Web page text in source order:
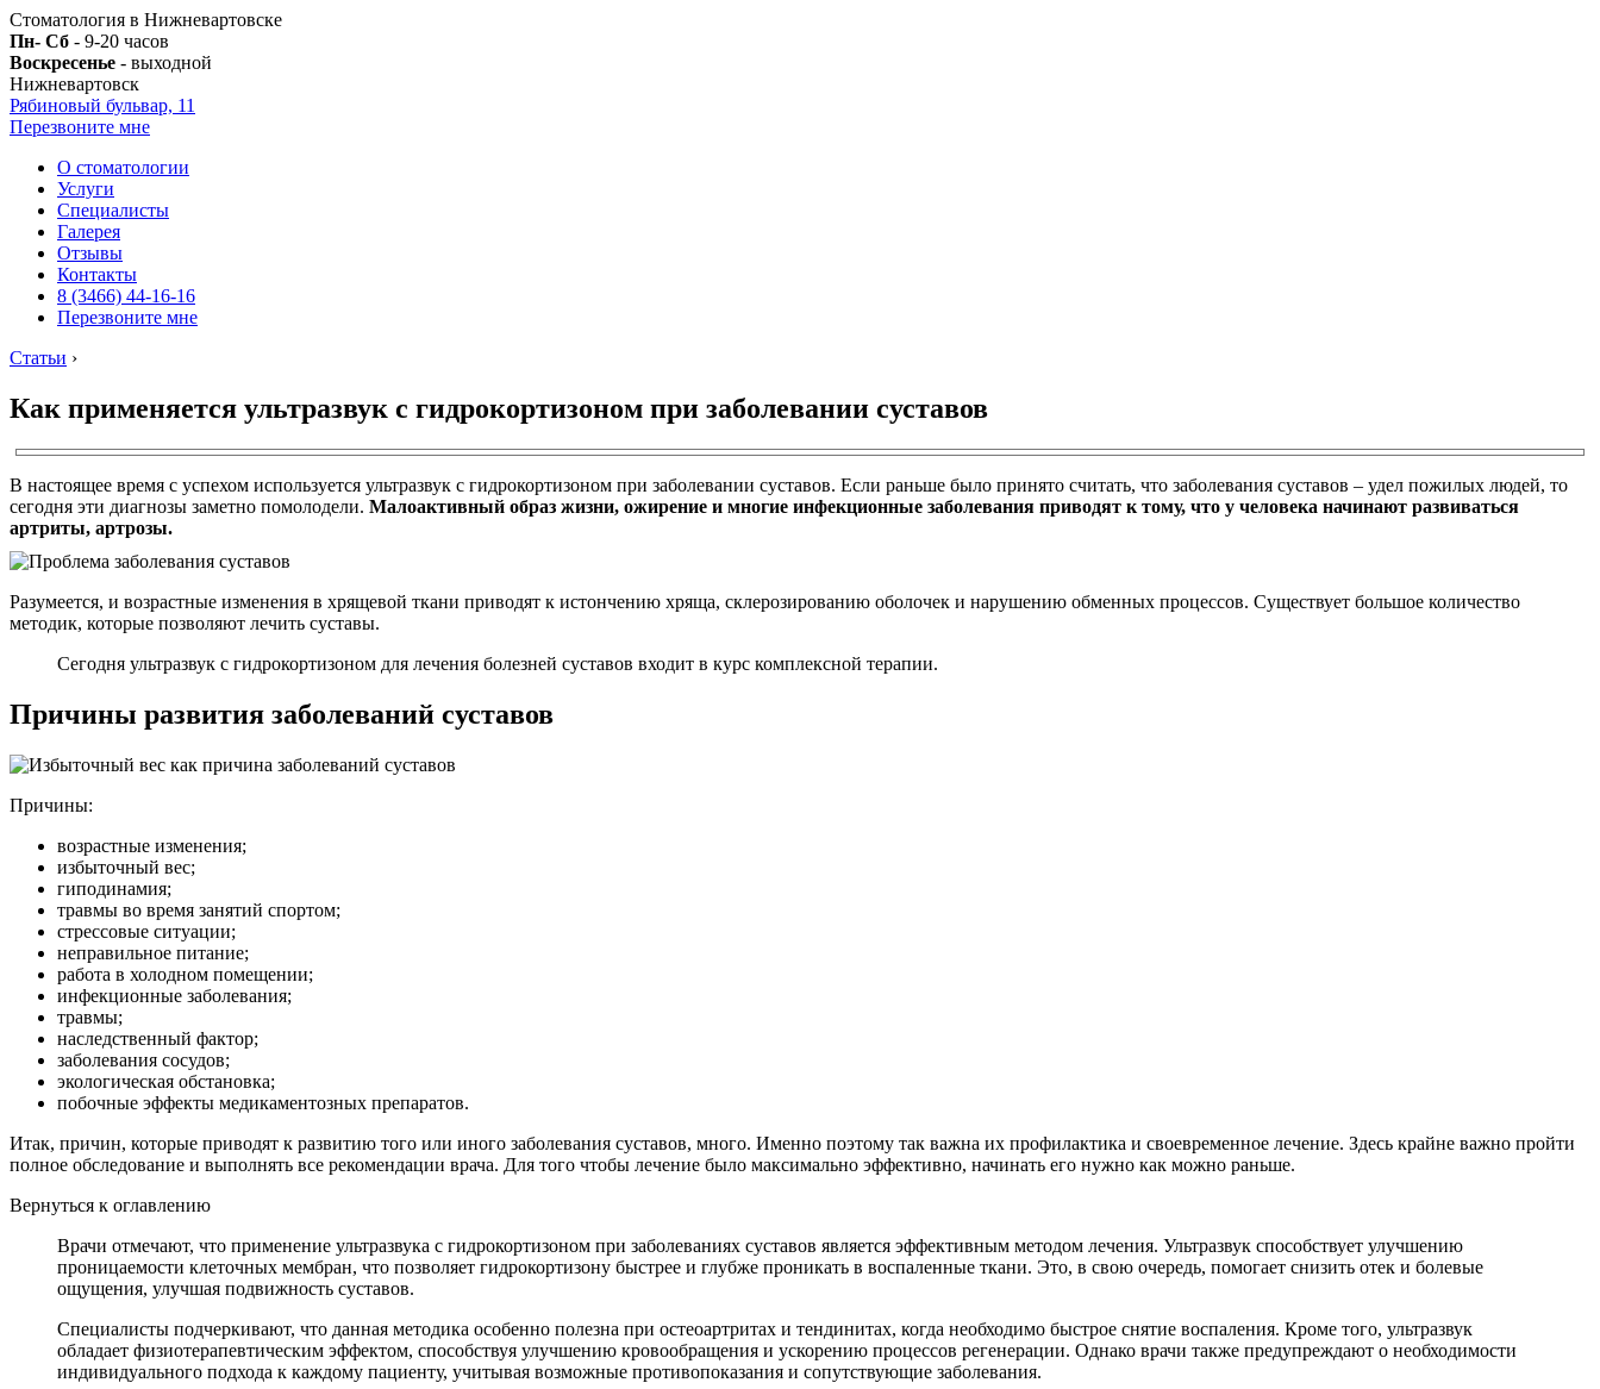
Стоматология в Нижневартовске
Пн- Сб - 9-20 часов
Воскресенье - выходной
Нижневартовск
Рябиновый бульвар, 11
Перезвоните мне
О стоматологии
Услуги
Специалисты
Галерея
Отзывы
Контакты
8 (3466) 44-16-16
Перезвоните мне
Статьи ›
Как применяется ультразвук с гидрокортизоном при заболевании суставов
В настоящее время с успехом используется ультразвук с гидрокортизоном при заболевании суставов. Если раньше было принято считать, что заболевания суставов – удел пожилых людей, то
сегодня эти диагнозы заметно помолодели. Малоактивный образ жизни, ожирение и многие инфекционные заболевания приводят к тому, что у человека начинают развиваться
артриты, артрозы.
Разумеется, и возрастные изменения в хрящевой ткани приводят к истончению хряща, склерозированию оболочек и нарушению обменных процессов. Существует большое количество
методик, которые позволяют лечить суставы.
Сегодня ультразвук с гидрокортизоном для лечения болезней суставов входит в курс комплексной терапии.
Причины развития заболеваний суставов
Причины:
возрастные изменения;
избыточный вес;
гиподинамия;
травмы во время занятий спортом;
стрессовые ситуации;
неправильное питание;
работа в холодном помещении;
инфекционные заболевания;
травмы;
наследственный фактор;
заболевания сосудов;
экологическая обстановка;
побочные эффекты медикаментозных препаратов.
Итак, причин, которые приводят к развитию того или иного заболевания суставов, много. Именно поэтому так важна их профилактика и своевременное лечение. Здесь крайне важно пройти
полное обследование и выполнять все рекомендации врача. Для того чтобы лечение было максимально эффективно, начинать его нужно как можно раньше.
Вернуться к оглавлению
Врачи отмечают, что применение ультразвука с гидрокортизоном при заболеваниях суставов является эффективным методом лечения. Ультразвук способствует улучшению
проницаемости клеточных мембран, что позволяет гидрокортизону быстрее и глубже проникать в воспаленные ткани. Это, в свою очередь, помогает снизить отек и болевые
ощущения, улучшая подвижность суставов.
Специалисты подчеркивают, что данная методика особенно полезна при остеоартритах и тендинитах, когда необходимо быстрое снятие воспаления. Кроме того, ультразвук
обладает физиотерапевтическим эффектом, способствуя улучшению кровообращения и ускорению процессов регенерации. Однако врачи также предупреждают о необходимости
индивидуального подхода к каждому пациенту, учитывая возможные противопоказания и сопутствующие заболевания.